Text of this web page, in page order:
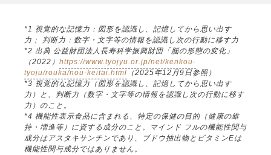
*1 視覚的な記憶力：図形を認識し、記憶してから思い出す
力； 判断力：数字・文字等の情報を認識し次の行動に移す力
*2 出典 公益財団法人長寿科学振興財団「脳の形態の変化」
（2022） https://www.tyojyu.or.jp/net/kenkou-
tyoju/rouka/nou-keitai.html （2025年12月9日参照）
*3 視覚的な記憶力（図形を認識し、記憶してから思い出す
力）と、判断力（数字・文字等の情報を認識し次の行動に移す
力）のこと。
*4 機能性表示食品に含まれる、特定の保健の目的（健康の維
持・増進等）に資する成分のこと。マインド フルの機能性関与
成分はアスタキサンチンであり、ブドウ抽出物とビタミンEは
機能性関与成分ではありません。